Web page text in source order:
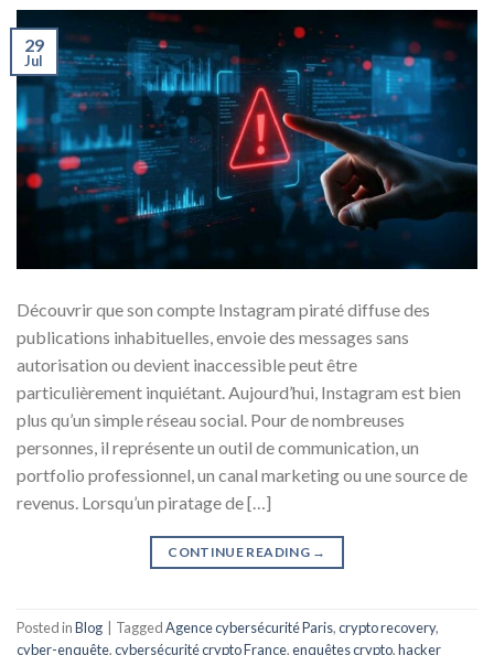
29
Jul
Découvrir que son compte Instagram piraté diffuse des
publications inhabituelles, envoie des messages sans
autorisation ou devient inaccessible peut être
particulièrement inquiétant. Aujourd’hui, Instagram est bien
plus qu’un simple réseau social. Pour de nombreuses
personnes, il représente un outil de communication, un
portfolio professionnel, un canal marketing ou une source de
revenus. Lorsqu’un piratage de […]
CONTINUE READING →
Posted inBlog TaggedAgence cybersécurité Paris,crypto recovery,
cyber-enquête,cybersécurité crypto France,enquêtes crypto,hacker